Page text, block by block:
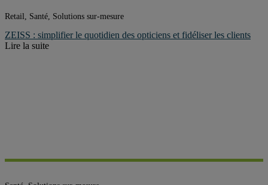
Retail, Santé, Solutions sur-mesure
ZEISS : simplifier le quotidien des opticiens et fidéliser les clients
Lire la suite